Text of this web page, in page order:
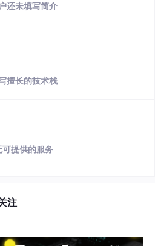
还未填写简介
擅长的技术栈
可提供的服务
注